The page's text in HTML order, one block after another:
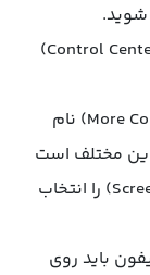
از بین گزینه‌های موجود، روی عبارت (Control Center)
بخشی برای شما باز می‌شود که (More Controls) نام
مختلف است
که شما باید از بین آن‌ها (Screen Recording) را انتخاب
باید روی